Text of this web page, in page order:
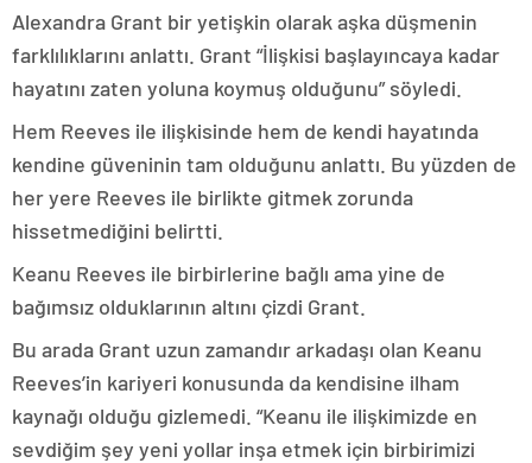
Alexandra Grant bir yetişkin olarak aşka düşmenin
farklılıklarını anlattı. Grant “İlişkisi başlayıncaya kadar
hayatını zaten yoluna koymuş olduğunu” söyledi.
Hem Reeves ile ilişkisinde hem de kendi hayatında
kendine güveninin tam olduğunu anlattı. Bu yüzden de
her yere Reeves ile birlikte gitmek zorunda
hissetmediğini belirtti.
Keanu Reeves ile birbirlerine bağlı ama yine de
bağımsız olduklarının altını çizdi Grant.
Bu arada Grant uzun zamandır arkadaşı olan Keanu
Reeves’in kariyeri konusunda da kendisine ilham
kaynağı olduğu gizlemedi. “Keanu ile ilişkimizde en
sevdiğim şey yeni yollar inşa etmek için birbirimizi